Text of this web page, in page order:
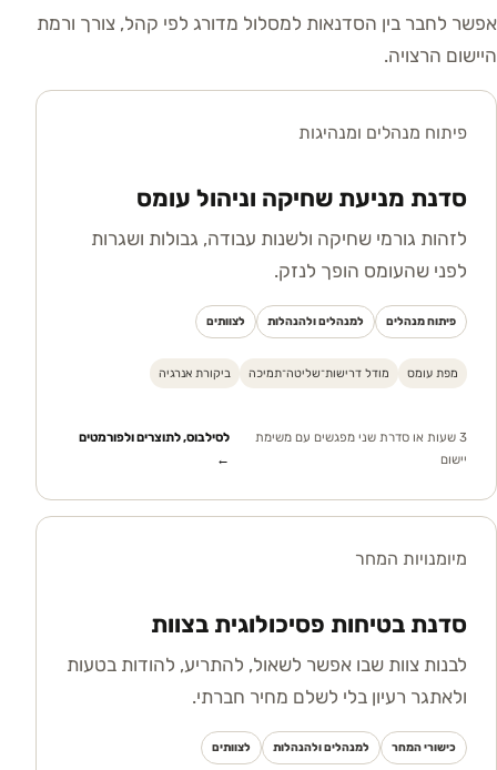
אפשר לחבר בין הסדנאות למסלול מדורג לפי קהל, צורך ורמת
היישום הרצויה.
פיתוח מנהלים ומנהיגות
סדנת מניעת שחיקה וניהול עומס
לזהות גורמי שחיקה ולשנות עבודה, גבולות ושגרות
לפני שהעומס הופך לנזק.
פיתוח מנהלים למנהלים ולהנהלות לצוותים
מפת עומס מודל דרישות־שליטה־תמיכה ביקורת אנרגיה
3 שעות או סדרת שני מפגשים עם משימת
יישום
לסילבוס, לתוצרים ולפורמטים
←
מיומנויות המחר
סדנת בטיחות פסיכולוגית בצוות
לבנות צוות שבו אפשר לשאול, להתריע, להודות בטעות
ולאתגר רעיון בלי לשלם מחיר חברתי.
כישורי המחר למנהלים ולהנהלות לצוותים